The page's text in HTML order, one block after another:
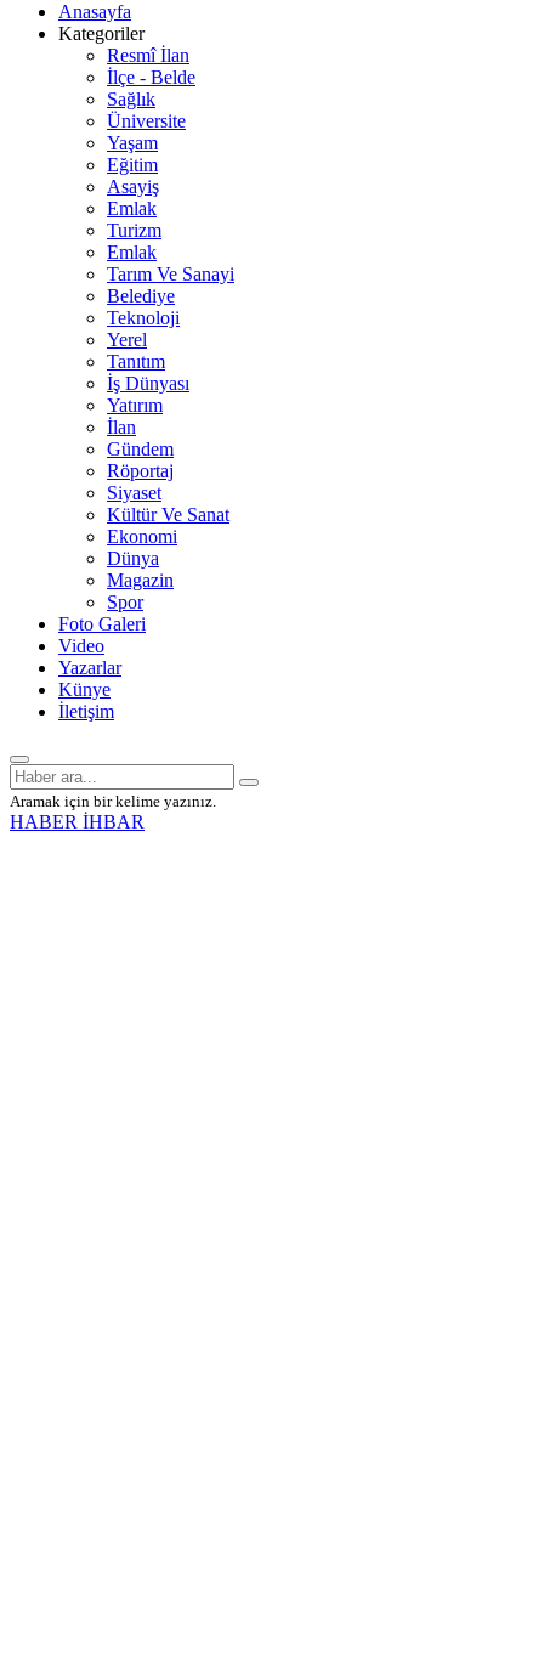
Anasayfa
Kategoriler
Resmî İlan
İlçe - Belde
Sağlık
Üniversite
Yaşam
Eğitim
Asayiş
Emlak
Turizm
Emlak
Tarım Ve Sanayi
Belediye
Teknoloji
Yerel
Tanıtım
İş Dünyası
Yatırım
İlan
Gündem
Röportaj
Siyaset
Kültür Ve Sanat
Ekonomi
Dünya
Magazin
Spor
Foto Galeri
Video
Yazarlar
Künye
İletişim
Aramak için bir kelime yazınız.
HABER İHBAR